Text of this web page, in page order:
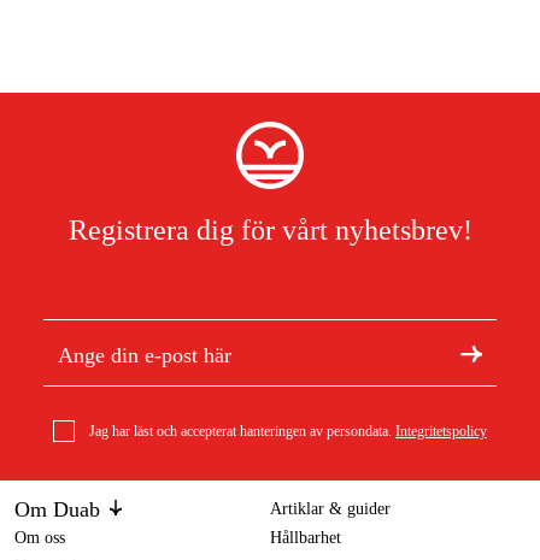
Registrera dig för vårt nyhetsbrev!
Jag har läst och accepterat hanteringen av persondata. Integritetspolicy
Om Duab
Om oss
Artiklar & guider
Hållbarhet